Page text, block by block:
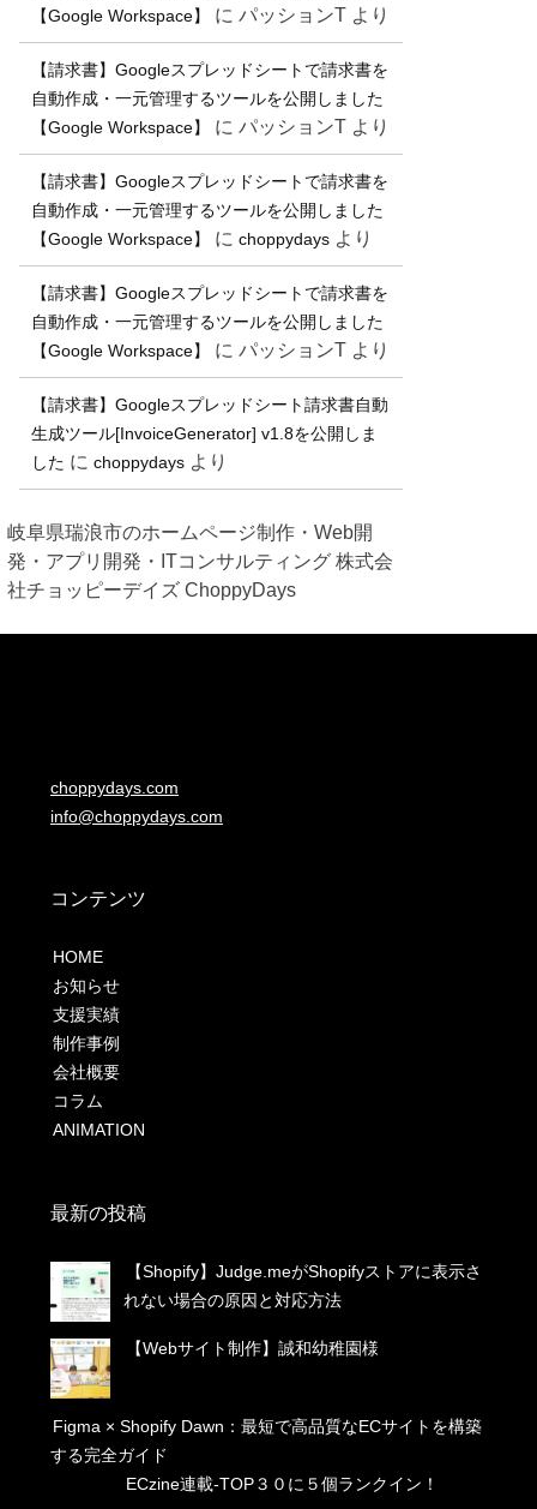
【Google Workspace】
に パッションT より
【請求書】Googleスプレッドシートで請求書を
自動作成・一元管理するツールを公開しました
【Google Workspace】
に パッションT より
【請求書】Googleスプレッドシートで請求書を
自動作成・一元管理するツールを公開しました
【Google Workspace】
に choppydays より
【請求書】Googleスプレッドシートで請求書を
自動作成・一元管理するツールを公開しました
【Google Workspace】
に パッションT より
【請求書】Googleスプレッドシート請求書自動
生成ツール[InvoiceGenerator] v1.8を公開しま
した に choppydays より
岐阜県瑞浪市のホームページ制作・Web開
発・アプリ開発・ITコンサルティング 株式会
社チョッピーデイズ ChoppyDays
choppydays.com
info@choppydays.com
コンテンツ
HOME
お知らせ
支援実績
制作事例
会社概要
コラム
ANIMATION
最新の投稿
【Shopify】Judge.meがShopifyストアに表示さ
れない場合の原因と対応方法
【Webサイト制作】誠和幼稚園様
Figma × Shopify Dawn：最短で高品質なECサイトを構築
する完全ガイド
ECzine連載-TOP３０に５個ランクイン！